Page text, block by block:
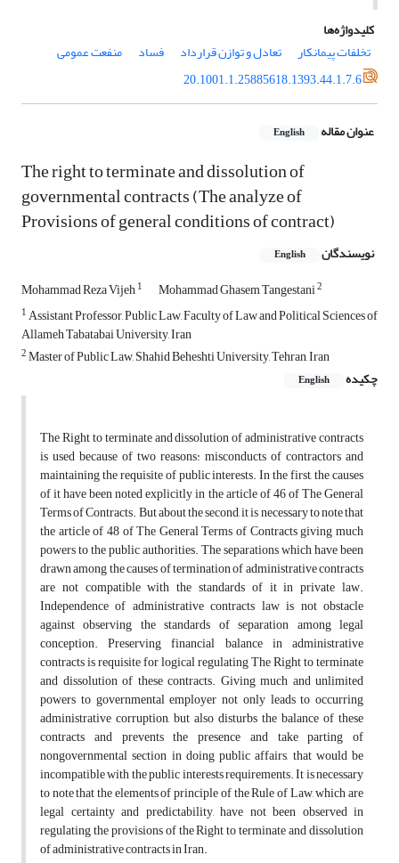
کلیدواژه‌ها
تخلفات پیمانکار
تعادل و توازن قرارداد فساد
منفعت عمومی
20.1001.1.25885618.1393.44.1.7.6
عنوان مقاله English
The right to terminate and dissolution of
governmental contracts (The analyze of
Provisions of general conditions of contract)
نویسندگان English
Mohammad Reza Vijeh1 Mohammad Ghasem Tangestani2
1Assistant Professor, Public Law, Faculty of Law and Political Sciences of
Allameh Tabatabai University, Iran
2Master of Public Law, Shahid Beheshti University, Tehran, Iran
چکیده
English
The Right to terminate and dissolution of administrative contracts
is used because of two reasons: misconducts of contractors and
maintaining the requisite of public interests. In the first, the causes
of it have been noted explicitly in the article of 46 of The General
Terms of Contracts. But about the second, it is necessary to note that
the article of 48 of The General Terms of Contracts giving much
powers to the public authorities. The separations which have been
drawn among the causes of termination of administrative contracts
are not compatible with the standards of it in private law.
Independence of administrative contracts law is not obstacle
against observing the standards of separation among legal
conception. Preserving financial balance in administrative
contracts is requisite for logical regulating The Right to terminate
and dissolution of these contracts. Giving much and unlimited
powers to governmental employer not only leads to occurring
administrative corruption, but also disturbs the balance of these
contracts and prevents the presence and take parting of
nongovernmental section in doing public affairs, that would be
incompatible with the public interests requirements. It is necessary
to note that the elements of principle of the Rule of Law, which are
legal certainty and predictability, have not been observed in
regulating the provisions of the Right to terminate and dissolution
of administrative contracts in Iran.